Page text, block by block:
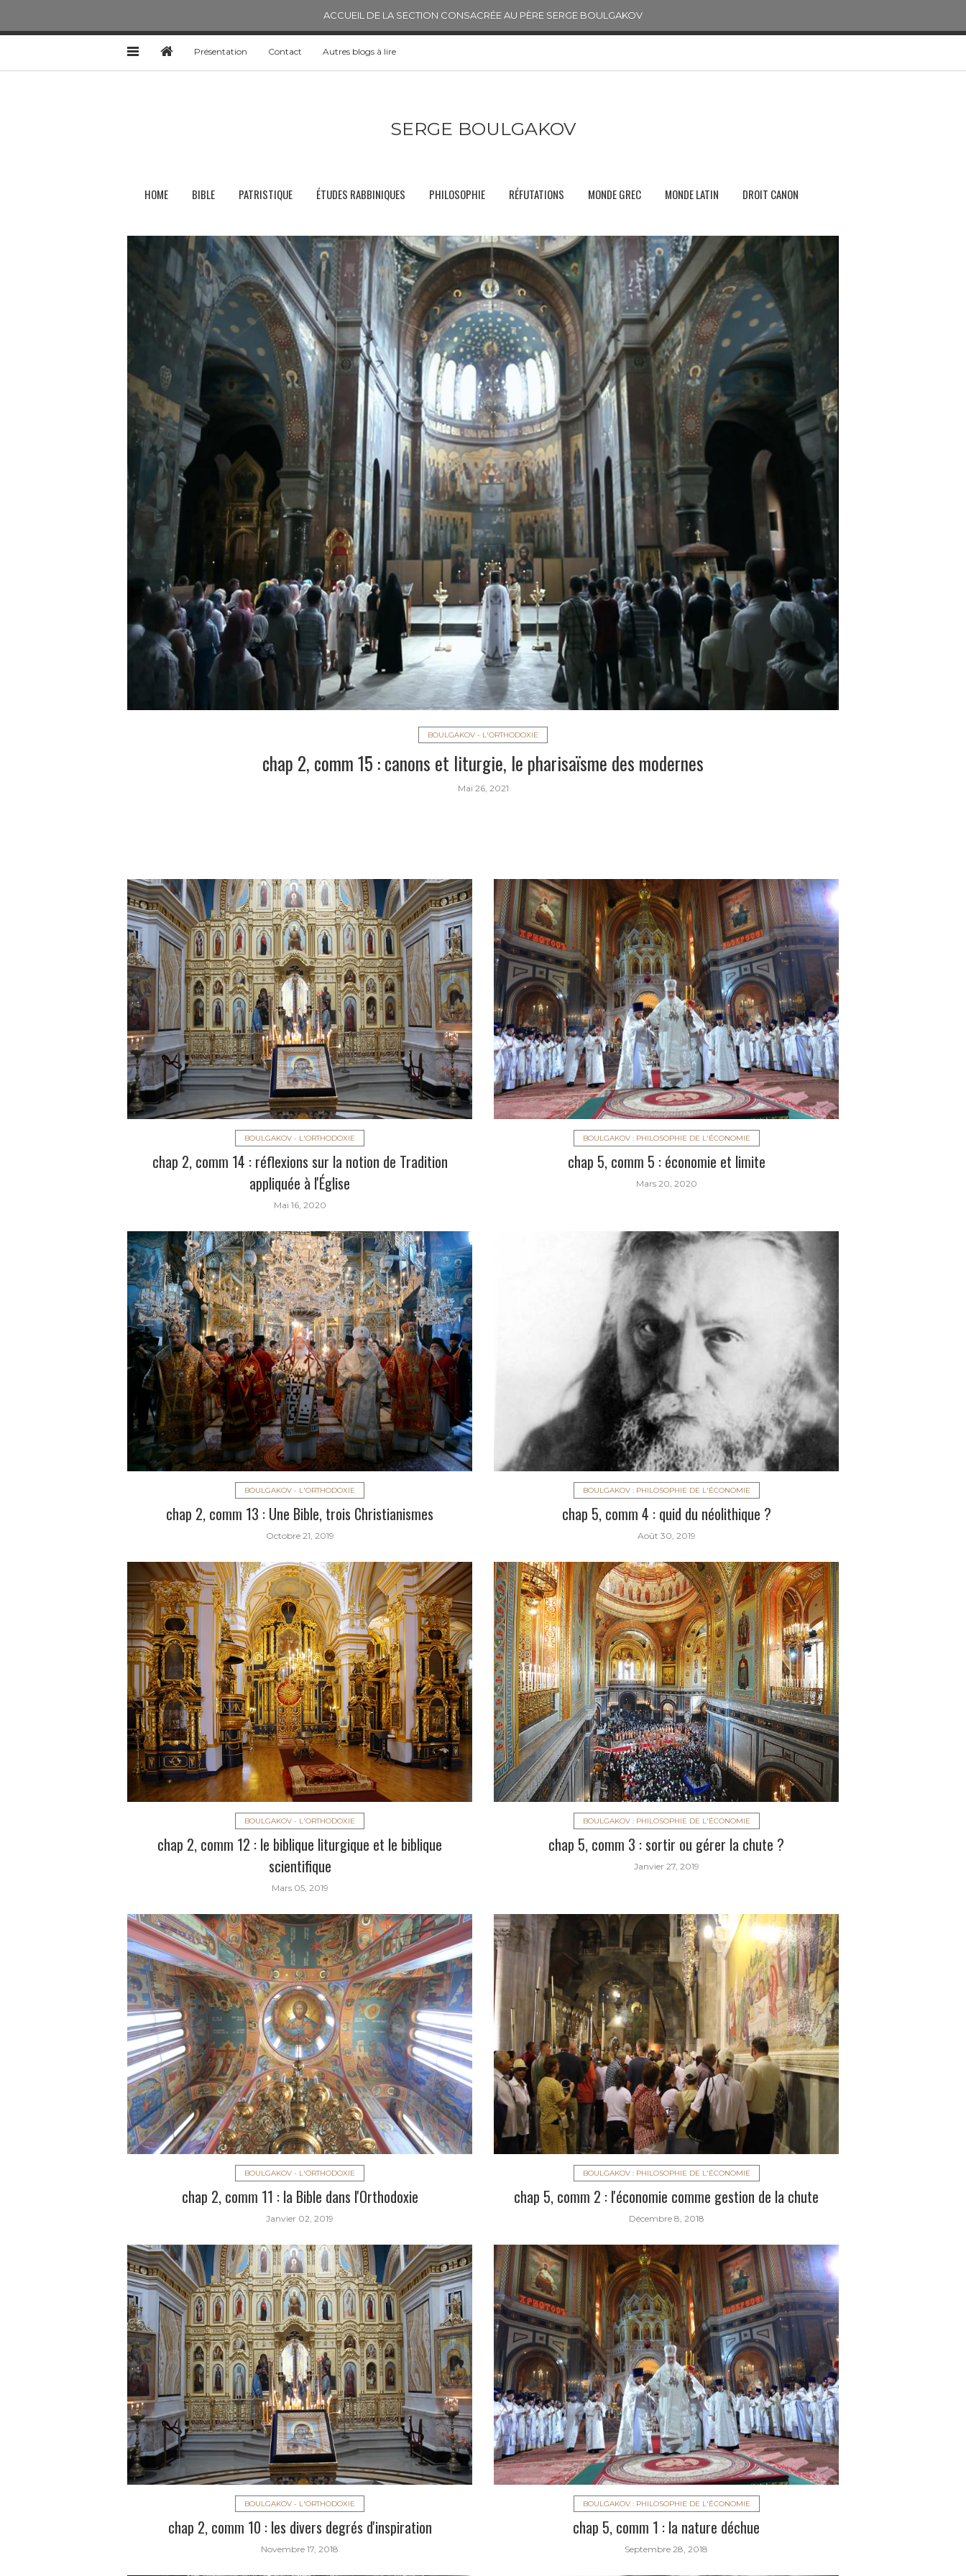
ACCUEIL DE LA SECTION CONSACRÉE AU PÈRE SERGE BOULGAKOV
Présentation Contact Autres blogs à lire
SERGE BOULGAKOV
HOME BIBLE PATRISTIQUE ÉTUDES RABBINIQUES PHILOSOPHIE RÉFUTATIONS MONDE GREC MONDE LATIN DROIT CANON
BOULGAKOV - L'ORTHODOXIE
chap 2, comm 15 : canons et liturgie, le pharisaïsme des modernes
Mai 26, 2021
BOULGAKOV - L'ORTHODOXIE
chap 2, comm 14 : réflexions sur la notion de Tradition
appliquée à l'Église
Mai 16, 2020
BOULGAKOV : PHILOSOPHIE DE L'ÉCONOMIE
chap 5, comm 5 : économie et limite
Mars 20, 2020
BOULGAKOV - L'ORTHODOXIE
chap 2, comm 13 : Une Bible, trois Christianismes
Octobre 21, 2019
BOULGAKOV : PHILOSOPHIE DE L'ÉCONOMIE
chap 5, comm 4 : quid du néolithique ?
Août 30, 2019
BOULGAKOV - L'ORTHODOXIE
chap 2, comm 12 : le biblique liturgique et le biblique
scientifique
Mars 05, 2019
BOULGAKOV : PHILOSOPHIE DE L'ÉCONOMIE
chap 5, comm 3 : sortir ou gérer la chute ?
Janvier 27, 2019
BOULGAKOV - L'ORTHODOXIE
chap 2, comm 11 : la Bible dans l'Orthodoxie
Janvier 02, 2019
BOULGAKOV : PHILOSOPHIE DE L'ÉCONOMIE
chap 5, comm 2 : l'économie comme gestion de la chute
Décembre 8, 2018
BOULGAKOV - L'ORTHODOXIE
chap 2, comm 10 : les divers degrés d'inspiration
Novembre 17, 2018
BOULGAKOV : PHILOSOPHIE DE L'ÉCONOMIE
chap 5, comm 1 : la nature déchue
Septembre 28, 2018